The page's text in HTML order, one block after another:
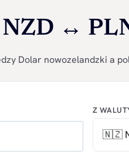
↔
Dolar nowozelandzki a
Z